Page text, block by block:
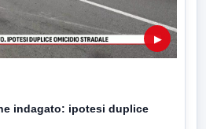
▶
indagato: ipotesi duplice